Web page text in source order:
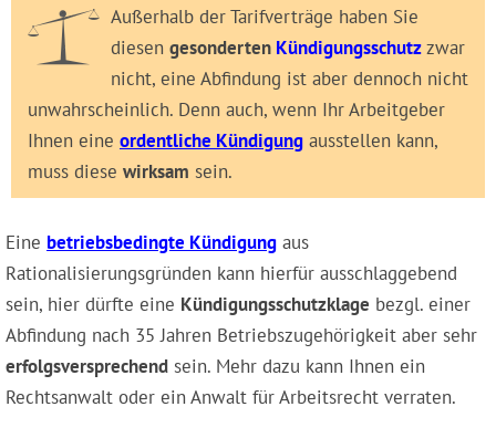
Außerhalb der Tarifverträge haben Sie
diesen gesonderten Kündigungsschutzzwar
nicht, eine Abfindung ist aber dennoch nicht
unwahrscheinlich. Denn auch, wenn Ihr Arbeitgeber
Ihnen eine ordentliche Kündigung ausstellen kann,
muss diese wirksam sein.
Eine betriebsbedingte Kündigung aus
Rationalisierungsgründen kann hierfür ausschlaggebend
sein, hier dürfte eine Kündigungsschutzklage bezgl. einer
Abfindung nach 35 Jahren Betriebszugehörigkeit aber sehr
erfolgsversprechend sein. Mehr dazu kann Ihnen ein
Rechtsanwalt oder ein Anwalt für Arbeitsrecht verraten.